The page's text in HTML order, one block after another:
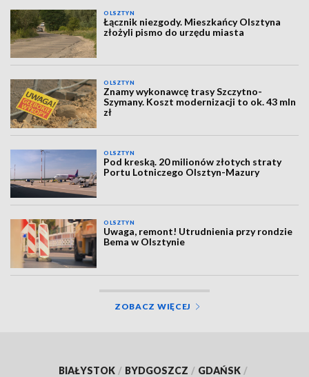
OLSZTYN
Łącznik niezgody. Mieszkańcy Olsztyna
złożyli pismo do urzędu miasta
OLSZTYN
Znamy wykonawcę trasy Szczytno-
Szymany. Koszt modernizacji to ok. 43 mln
zł
OLSZTYN
Pod kreską. 20 milionów złotych straty
Portu Lotniczego Olsztyn-Mazury
OLSZTYN
Uwaga, remont! Utrudnienia przy rondzie
Bema w Olsztynie
ZOBACZ WIĘCEJ
BIAŁYSTOK / BYDGOSZCZ / GDAŃSK /